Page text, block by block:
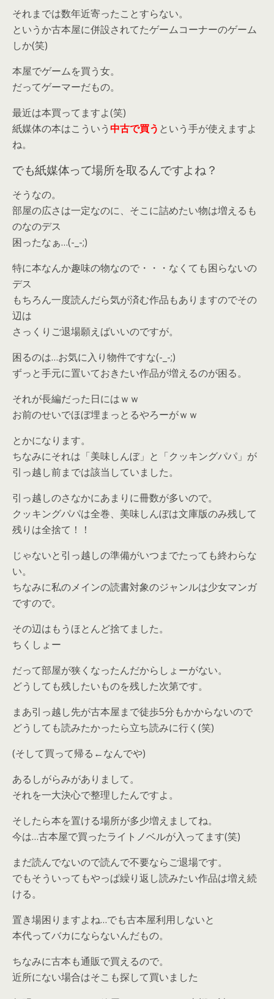
それまでは数年近寄ったことすらない。
というか古本屋に併設されてたゲームコーナーのゲーム
しか(笑)
本屋でゲームを買う女。
だってゲーマーだもの。
最近は本買ってますよ(笑)
紙媒体の本はこういう中古で買う という手が使えますよ
ね。
でも紙媒体って場所を取るんですよね？
そうなの。
部屋の広さは一定なのに、そこに詰めたい物は増えるも
のなのデス
困ったなぁ…(-_-;)
特に本なんか趣味の物なので・・・なくても困らないの
デス
もちろん一度読んだら気が済む作品もありますのでその
辺は
さっくりご退場願えばいいのですが。
困るのは…お気に入り物件ですな(-_-;)
ずっと手元に置いておきたい作品が増えるのが困る。
それが長編だった日にはｗｗ
お前のせいでほぼ埋まっとるやろーがｗｗ
とかになります。
ちなみにそれは「美味しんぼ」と「クッキングパパ」が
引っ越し前までは該当していました。
引っ越しのさなかにあまりに冊数が多いので。
クッキングパパは全巻、美味しんぼは文庫版のみ残して
残りは全捨て！！
じゃないと引っ越しの準備がいつまでたっても終わらな
い。
ちなみに私のメインの読書対象のジャンルは少女マンガ
ですので。
その辺はもうほとんど捨てました。
ちくしょー
だって部屋が狭くなったんだからしょーがない。
どうしても残したいものを残した次第です。
まあ引っ越し先が古本屋まで徒歩5分もかからないので
どうしても読みたかったら立ち読みに行く(笑)
(そして買って帰る←なんでや)
あるしがらみがありまして。
それを一大決心で整理したんですよ。
そしたら本を置ける場所が多少増えましてね。
今は…古本屋で買ったライトノベルが入ってます(笑)
まだ読んでないので読んで不要ならご退場です。
でもそういってもやっぱ繰り返し読みたい作品は増え続
ける。
置き場困りますよね…でも古本屋利用しないと
本代ってバカにならないんだもの。
ちなみに古本も通販で買えるので。
近所にない場合はそこも探して買いました